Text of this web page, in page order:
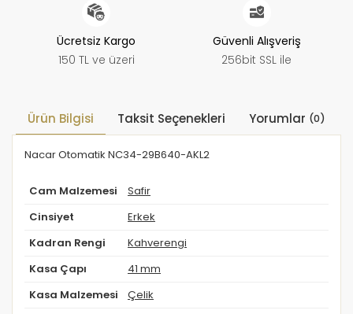
Ücretsiz Kargo
150 TL ve üzeri
Güvenli Alışveriş
256bit SSL ile
Ürün Bilgisi Taksit Seçenekleri Yorumlar (0)
Nacar Otomatik NC34-29B640-AKL2
Cam Malzemesi Safir
Cinsiyet Erkek
Kadran Rengi Kahverengi
Kasa Çapı 41 mm
Kasa Malzemesi Çelik